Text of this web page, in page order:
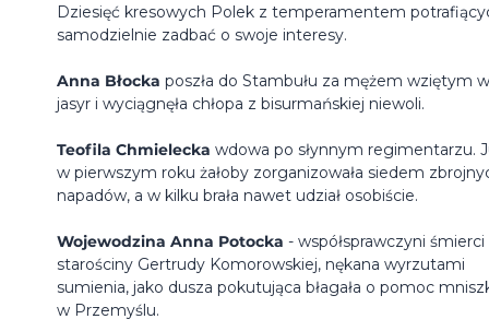
Dziesięć kresowych Polek z temperamentem
samodzielnie zadbać o swoje interesy.
Anna Błocka poszła do Stambułu za mężem wziętym w
jasyr i wyciągnęła chłopa z bisurmańskiej niewoli.
Teofila Chmielecka wdowa po słynnym regimentarzu.
w pierwszym roku żałoby zorganizowała siedem
napadów, a w kilku brała nawet udział osobiście.
Wojewodzina Anna Potocka - współsprawczyni śmierci
starościny Gertrudy Komorowskiej, nękana wyrzutami
sumienia, jako dusza pokutująca błagała o pomoc
w Przemyślu.